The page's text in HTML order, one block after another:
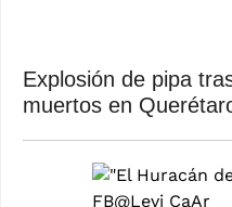
Explosión de pipa
muertos en